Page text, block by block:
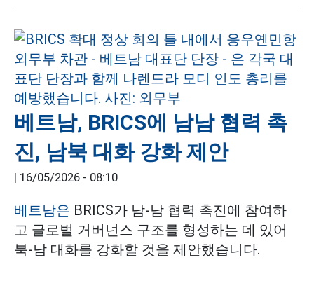
베트남, BRICS에 남남 협력 촉
진, 남북 대화 강화 제안
| 16/05/2026 - 08:10
베트남은 BRICS가 남-남 협력 촉진에 참여하
고 글로벌 거버넌스 구조를 형성하는 데 있어
북-남 대화를 강화할 것을 제안했습니다.